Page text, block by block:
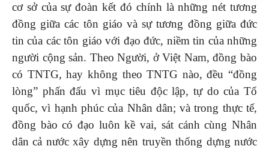
cơ sở của sự đoàn kết đó chính là những nét tương
đồng giữa các tôn giáo và sự tương đồng giữa đức
tin của các tôn giáo với đạo đức, niềm tin của những
người cộng sản. Theo Người, ở Việt Nam, đồng bào
có TNTG, hay không theo TNTG nào, đều “đồng
lòng” phấn đấu vì mục tiêu độc lập, tự do của Tổ
quốc, vì hạnh phúc của Nhân dân; và trong thực tế,
đồng bào có đạo luôn kề vai, sát cánh cùng Nhân
dân cả nước xây dựng nên truyền thống dựng nước